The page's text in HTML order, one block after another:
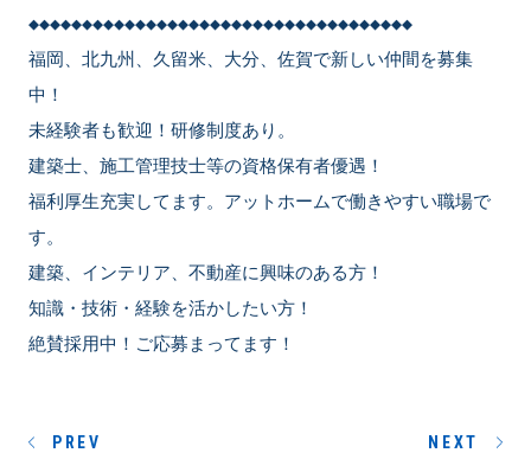
◆◆◆◆◆◆◆◆◆◆◆◆◆◆◆◆◆◆◆◆◆◆◆◆◆◆◆◆◆◆◆◆◆◆◆◆
福岡、北九州、久留米、大分、佐賀で新しい仲間を募集
中！
未経験者も歓迎！研修制度あり。
建築士、施工管理技士等の資格保有者優遇！
福利厚生充実してます。アットホームで働きやすい職場で
す。
建築、インテリア、不動産に興味のある方！
知識・技術・経験を活かしたい方！
絶賛採用中！ご応募まってます！
PREV NEXT